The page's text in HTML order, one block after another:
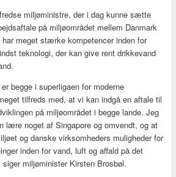
miljøministre, der i dag kunne sætte
på miljøområdet mellem Danmark
har meget stærke kompetencer inden for
teknologi, der kan give rent drikkevand
begge i superligaen for moderne
tilfreds med, at vi kan indgå en aftale til
på miljøområdet i begge lande. Jeg
lære noget af Singapore og omvendt, og at
og danske virksomheders muligheder for
inden for vand, luft og affald på det
miljøminister Kirsten Brosbøl.